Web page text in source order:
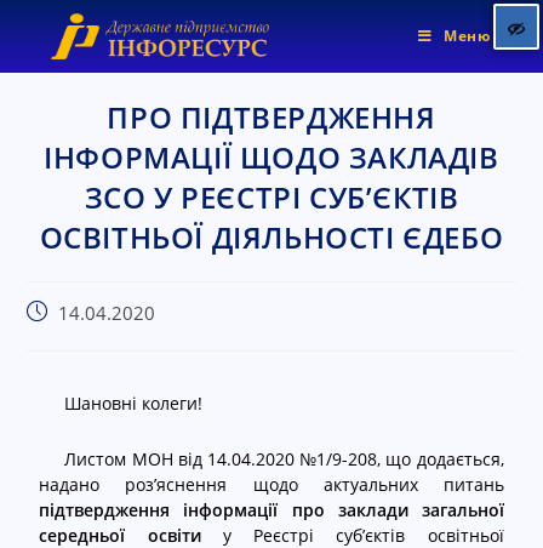
title Позначити заголовки
settings Колір фону
zoom_out Зменшити
remove_circle_outline Зменшити шрифт
brightness_high Яскравіший контраст
format_underlined Підкреслені посилання
Позначити посилання
Меню
ПРО ПІДТВЕРДЖЕННЯ
ІНФОРМАЦІЇ ЩОДО ЗАКЛАДІВ
ЗСО У РЕЄСТРІ СУБ’ЄКТІВ
ОСВІТНЬОЇ ДІЯЛЬНОСТІ ЄДЕБО
14.04.2020
Шановні колеги!
Листом МОН від 14.04.2020 №1/9-208, що додається,
надано роз’яснення щодо актуальних питань
підтвердження інформації про заклади загальної
середньої освітиу Реєстрі суб’єктів освітньої